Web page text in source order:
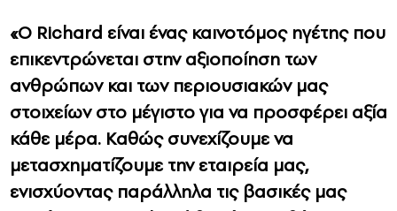
«Ο Richard είναι ένας καινοτόμος ηγέτης που
επικεντρώνεται στην αξιοποίηση των
ανθρώπων και των περιουσιακών μας
στοιχείων στο μέγιστο για να προσφέρει αξία
κάθε μέρα. Καθώς συνεχίζουμε να
μετασχηματίζουμε την εταιρεία μας,
ενισχύοντας παράλληλα τις βασικές μας